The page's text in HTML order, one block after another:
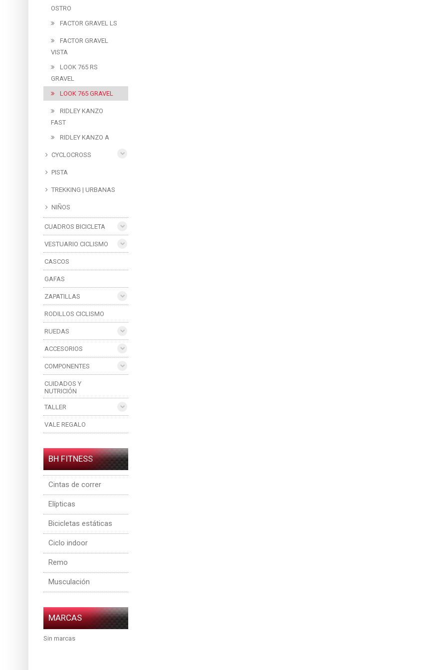
OSTRO
FACTOR GRAVEL LS
FACTOR GRAVEL
VISTA
LOOK 765 RS
GRAVEL
LOOK 765 GRAVEL
RIDLEY KANZO
FAST
RIDLEY KANZO A
CYCLOCROSS
PISTA
TREKKING | URBANAS
NIÑOS
CUADROS BICICLETA
VESTUARIO CICLISMO
CASCOS
GAFAS
ZAPATILLAS
RODILLOS CICLISMO
RUEDAS
ACCESORIOS
COMPONENTES
CUIDADOS Y
NUTRICIÓN
TALLER
VALE REGALO
BH FITNESS
Cintas de correr
Elípticas
Bicicletas estáticas
Ciclo indoor
Remo
Musculación
MARCAS
Sin marcas